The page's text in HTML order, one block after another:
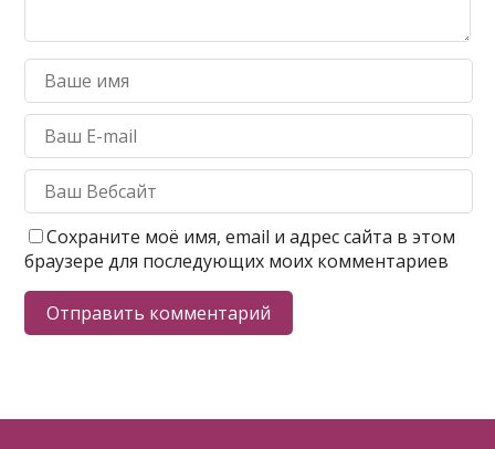
Сохраните моё имя, email и адрес сайта в этом
браузере для последующих моих комментариев